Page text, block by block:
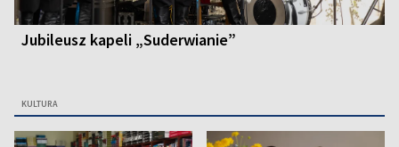
Jubileusz kapeli „Suderwianie”
KULTURA